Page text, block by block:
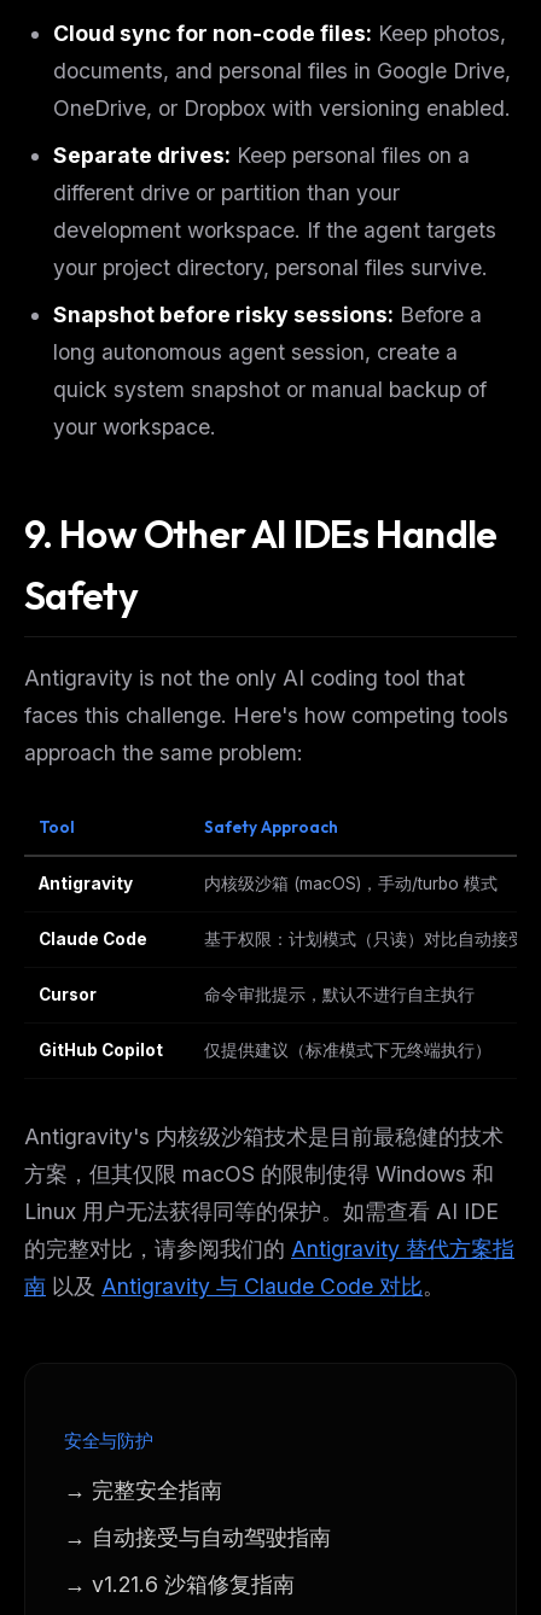
Cloud sync for non-code files: Keep photos,
documents, and personal files in Google Drive,
OneDrive, or Dropbox with versioning enabled.
Separate drives: Keep personal files on a
different drive or partition than your
development workspace. If the agent targets
your project directory, personal files survive.
Snapshot before risky sessions: Before a
long autonomous agent session, create a
quick system snapshot or manual backup of
your workspace.
9. How Other AI IDEs Handle
Safety
Antigravity is not the only AI coding tool that
faces this challenge. Here's how competing tools
approach the same problem:
Tool Safety Approach
Antigravity 内核级沙箱 (macOS)，手动/turbo 模式
Claude Code 基于权限：计划模式（只读）对比自动接受
Cursor 命令审批提示，默认不进行自主执行
GitHub Copilot 仅提供建议（标准模式下无终端执行）
Antigravity's 内核级沙箱技术是目前最稳健的技术
方案，但其仅限 macOS 的限制使得 Windows 和
Linux 用户无法获得同等的保护。如需查看 AI IDE
的完整对比，请参阅我们的 Antigravity 替代方案指
南 以及 Antigravity 与 Claude Code 对比。
安全与防护
→ 完整安全指南
→ 自动接受与自动驾驶指南
→ v1.21.6 沙箱修复指南